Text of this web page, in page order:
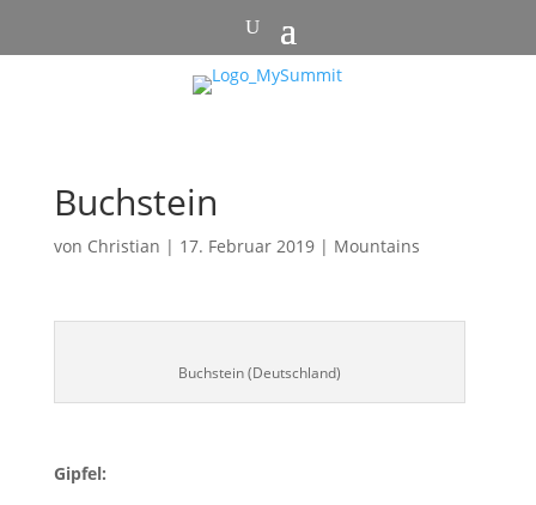
Buchstein
von Christian | 17. Februar 2019| Mountains
Buchstein (Deutschland)
Gipfel: